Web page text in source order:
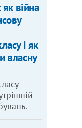
як війна
і як
власну